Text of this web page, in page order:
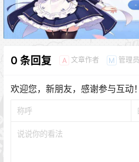
0 条回复 A 文章作者 M 管理员
欢迎您，新朋友，感谢参与互动！